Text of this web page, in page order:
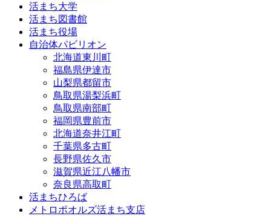
活まち大学
活まち図書館
活まち役場
自治体パビリオン
北海道東川町
福島県伊達市
山梨県都留市
鳥取県湯梨浜町
鳥取県南部町
福岡県豊前市
北海道奈井江町
千葉県多古町
長野県佐久市
滋賀県近江八幡市
奈良県高取町
活まちひろば
メトロポオルズ活まち支店